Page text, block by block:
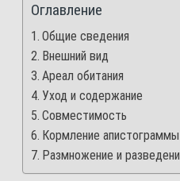
Оглавление
Общие сведения
Внешний вид
Ареал обитания
Уход и содержание
Совместимость
Кормление
Размножение и